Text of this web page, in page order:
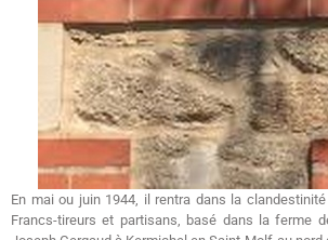
En mai ou juin 1944, il rentra dans la
Francs-tireurs et partisans, basé dans la ferme